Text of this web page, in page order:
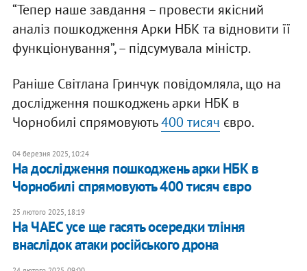
“Тепер наше завдання – провести якісний
аналіз пошкодження Арки НБК та відновити її
функціонування”, – підсумувала міністр.
Раніше Світлана Гринчук повідомляла, що на
дослідження пошкоджень арки НБК в
Чорнобилі спрямовують400 тисяч євро.
04 березня 2025, 10:24
На дослідження пошкоджень арки НБК в
Чорнобилі спрямовують 400 тисяч євро
25 лютого 2025, 18:19
На ЧАЕС усе ще гасять осередки тління
внаслідок атаки російського дрона